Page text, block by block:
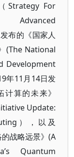
Strategy For
布的《国家人
(The National
Development
年11月14日发
算的未来》
Update:
），以及
战略远景》(A
Quantum